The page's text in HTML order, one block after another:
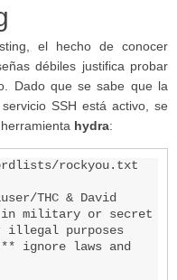
el hecho de conocer
débiles justifica probar
Dado que se sabe que la
SSH está activo, se
hydra:
rockyou.txt
THC & David
in military or secret
illegal purposes
ignore laws and